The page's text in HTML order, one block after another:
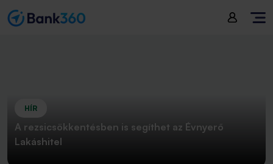
HÍR
A rezsicsökkentésben is segíthet az Évnyerő
Lakáshitel